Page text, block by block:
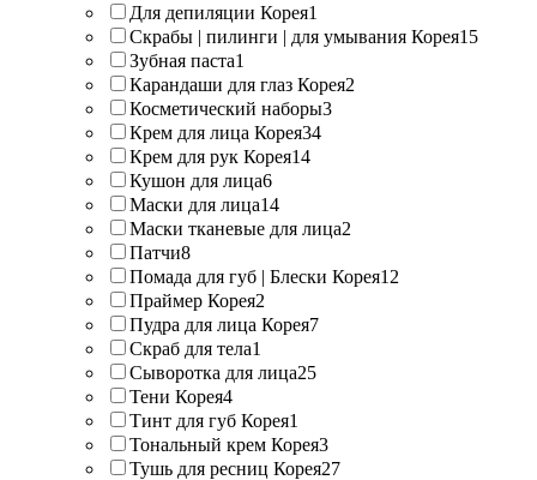
Для депиляции Корея1
Скрабы | пилинги | для умывания Корея15
Зубная паста1
Карандаши для глаз Корея2
Косметический наборы3
Крем для лица Корея34
Крем для рук Корея14
Кушон для лица6
Маски для лица14
Маски тканевые для лица2
Патчи8
Помада для губ | Блески Корея12
Праймер Корея2
Пудра для лица Корея7
Скраб для тела1
Сыворотка для лица25
Тени Корея4
Тинт для губ Корея1
Тональный крем Корея3
Тушь для ресниц Корея27